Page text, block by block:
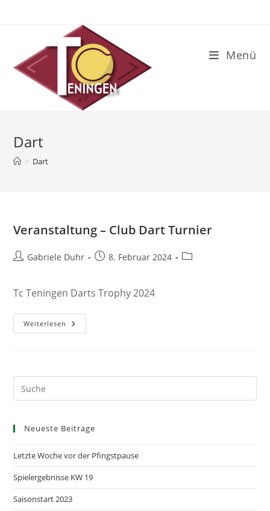
Menü
Dart
> Dart
Veranstaltung – Club Dart Turnier
Beitrags-
Gabriele Duhr
Beitrag8. Februar 2024
Beitrags-
Tc Teningen Darts Trophy 2024
Weiterlesen Veranstaltung
–
Neueste Beiträge
Letzte Woche vor der Pfingstpause
Spielergebnisse KW 19
Saisonstart 2023